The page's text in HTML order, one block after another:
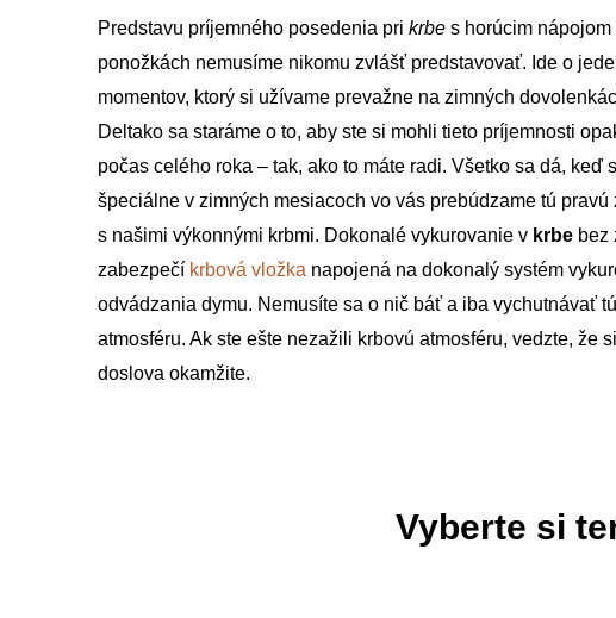
Predstavu príjemného posedenia pri krbe s horúcim nápojom
ponožkách nemusíme nikomu zvlášť predstavovať. Ide o
momentov, ktorý si užívame prevažne na zimných
Deltako sa staráme o to, aby ste si mohli tieto príjemnosti
počas celého roka – tak, ako to máte radi. Všetko sa dá, keď
špeciálne v zimných mesiacoch vo vás prebúdzame tú pravú
s našimi výkonnými krbmi. Dokonalé vykurovanie v krbe bez
zabezpečí krbová vložka napojená na dokonalý systém
odvádzania dymu. Nemusíte sa o nič báť a iba vychutnávať
atmosféru. Ak ste ešte nezažili krbovú atmosféru, vedzte, že
doslova okamžite.
Vyberte si